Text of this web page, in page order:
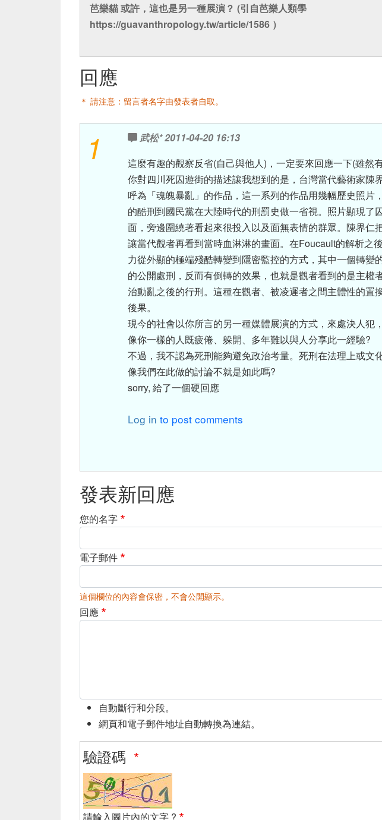
芭樂貓 或許，這也是另一種展演？ (引自芭樂人類學
https://guavanthropology.tw/article/1586 ）
回應
＊ 請注意：留言者名字由發表者自取。
1 武松*2011-04-20 16:13
這麼有趣的觀察反省(自己與他人)，一定要來回應一下(雖然
你對四川死囚遊街的描述讓我想到的是，台灣當代藝術家陳
呼為「魂魄暴亂」的作品，這一系列的作品用幾幅歷史照片
的酷刑到國民黨在大陸時代的刑罰史做一省視。照片顯現了
面，旁邊圍繞著看起來很投入以及面無表情的群眾。陳界仁
讓當代觀者再看到當時血淋淋的畫面。在Foucault的解析之
力從外顯的極端殘酷轉變到隱密監控的方式，其中一個轉變
的公開處刑，反而有倒轉的效果，也就是觀者看到的是主權
治動亂之後的行刑。這種在觀者、被凌遲者之間主體性的置
後果。
現今的社會以你所言的另一種媒體展演的方式，來處決人犯
像你一樣的人既疲倦、躲開、多年難以與人分享此一經驗?
不過，我不認為死刑能夠避免政治考量。死刑在法理上或文
像我們在此做的討論不就是如此嗎?
sorry, 給了一個硬回應
Log in to post comments
發表新回應
您的名字
電子郵件
這個欄位的內容會保密，不會公開顯示。
回應
自動斷行和分段。
網頁和電子郵件地址自動轉換為連結。
驗證碼
請輸入圖片內的文字 ?